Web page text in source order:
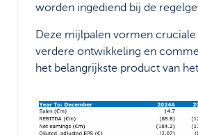
worden ingediend bij de
Deze mijlpalen vormen cruciale
verdere ontwikkeling en
het belangrijkste product van